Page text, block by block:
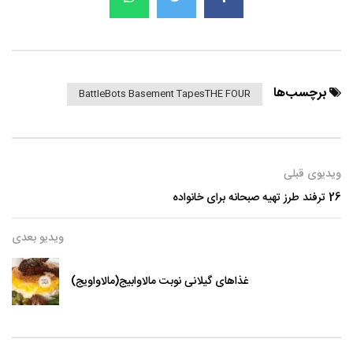
برچسب‌ها BattleBots Basement TapesTHE FOUR
ویدیوی قبلی
26 ترفند طرز تهیه صبحانه برای خانواده
ویدیو بعدی
غذاهای گیلانی نوبت مالاوابیج(مالاواویج)